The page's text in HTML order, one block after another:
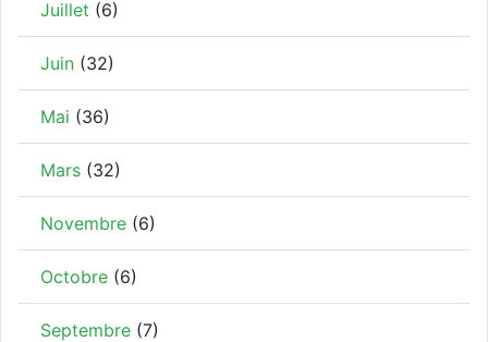
Juillet (6)
Juin (32)
Mai (36)
Mars (32)
Novembre (6)
Octobre (6)
Septembre (7)